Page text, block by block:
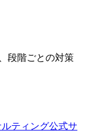
段階ごとの対策
ティング公式サ